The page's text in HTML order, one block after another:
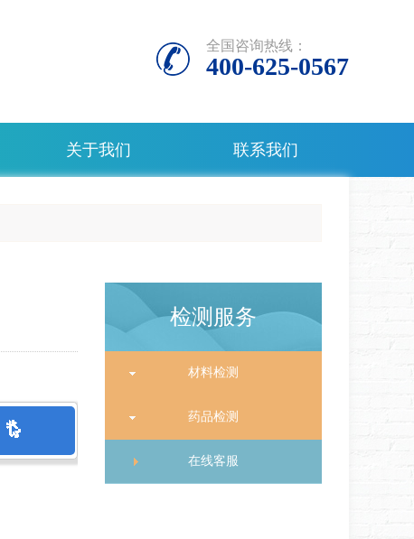
全国咨询热线：
400-625-0567
关于我们 联系我们
检测服务
材料检测
药品检测
在线客服